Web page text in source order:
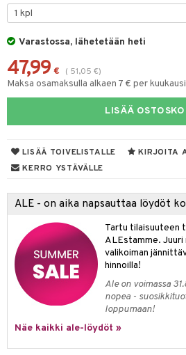
Varastossa, lähetetään heti
47,99 € ( 51,05 €)
Maksa osamaksulla alkaen 7 € per
LISÄÄ
LISÄÄ TOIVELISTALLE
KIRJOITA
KERRO YSTÄVÄLLE
ALE - on aika napsauttaa löydöt
Tartu tilaisuuteen
ALEstamme.
valikoiman
hinnoilla!
Ale on voimassa
nopea -
loppumaan!
Näe kaikki ale-löydöt »
Maustemyllyt
/ Outdoor
& Vihannesveitset
sisustus
tarvikkeita
koristelu